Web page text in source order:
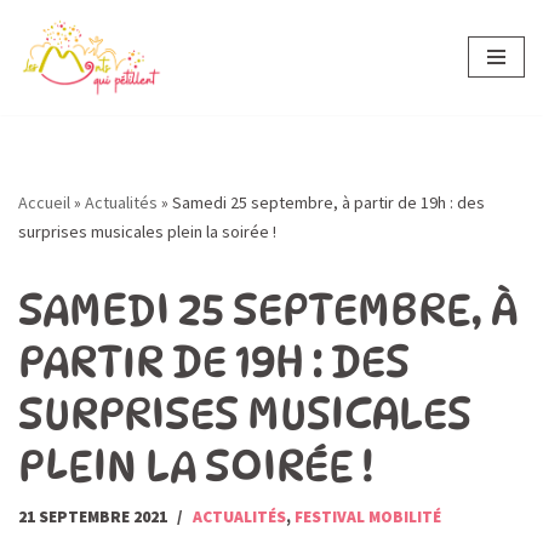
Aller
Accueil» Actualités » Samedi 25 septembre, à partir de 19h : des
surprises musicales plein la soirée !
SAMEDI 25 SEPTEMBRE, À
PARTIR DE 19H : DES
SURPRISES MUSICALES
PLEIN LA SOIRÉE !
21 SEPTEMBRE 2021 ACTUALITÉS, FESTIVAL MOBILITÉ